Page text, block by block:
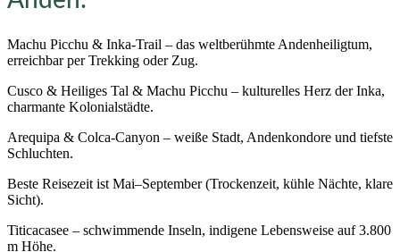
Machu Picchu & Inka-Trail – das weltberühmte Andenheiligtum,
erreichbar per Trekking oder Zug.
Cusco & Heiliges Tal & Machu Picchu – kulturelles Herz der Inka,
charmante Kolonialstädte.
Arequipa & Colca-Canyon – weiße Stadt, Andenkondore und tiefste
Schluchten.
Beste Reisezeit ist Mai–September (Trockenzeit, kühle Nächte, klare
Sicht).
Titicacasee – schwimmende Inseln, indigene Lebensweise auf 3.800
m Höhe.